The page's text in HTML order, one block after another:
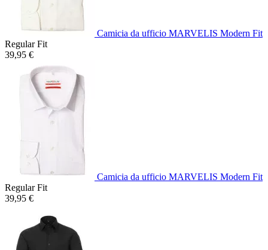
Camicia da ufficio MARVELIS Modern Fit
Regular Fit
39,95 €
Camicia da ufficio MARVELIS Modern Fit
Regular Fit
39,95 €